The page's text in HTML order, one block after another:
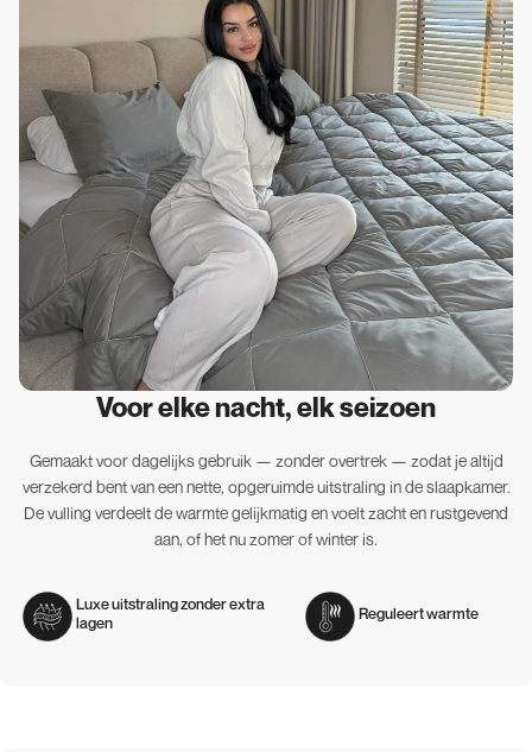
Voor elke nacht, elk seizoen
Gemaakt voor dagelijks gebruik — zonder overtrek — zodat je altijd
verzekerd bent van een nette, opgeruimde uitstraling in de slaapkamer.
De vulling verdeelt de warmte gelijkmatig en voelt zacht en rustgevend
aan, of het nu zomer of winter is.
Luxe uitstraling zonder extra
lagen
Reguleert warmte